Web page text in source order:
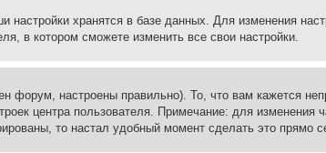
настройки хранятся в базе данных. Для изменения
в котором сможете изменить все свои настройки.
форум, настроены правильно). То, что вам кажется
центра пользователя. Примечание: для
то настал удобный момент сделать это прямо